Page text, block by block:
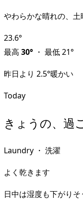
やわらかな晴れの、土
23.6°
最高 30° ・ 最低21°
昨日より 2.5°暖かい
Today
きょうの、過
Laundry ・ 洗濯
よく乾きます
日中は湿度も下がりそ